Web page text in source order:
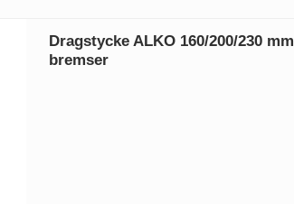
Dragstycke ALKO 160/200/230 mm
bremser